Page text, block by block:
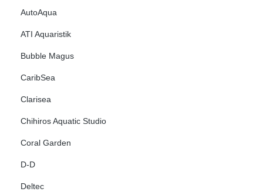
AutoAqua
ATI Aquaristik
Bubble Magus
CaribSea
Clarisea
Chihiros Aquatic Studio
Coral Garden
D-D
Deltec